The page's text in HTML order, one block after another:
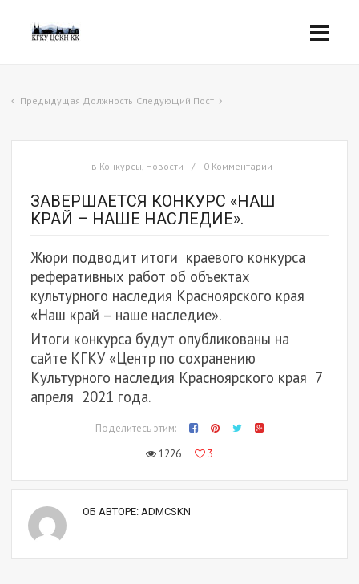
Предыдущая Должность Следующий Пост
в Конкурсы, Новости 0 Комментарии
ЗАВЕРШАЕТСЯ КОНКУРС «НАШ
КРАЙ – НАШЕ НАСЛЕДИЕ».
Жюри подводит итоги краевого конкурса
реферативных работ об объектах
культурного наследия Красноярского края
«Наш край – наше наследие».
Итоги конкурса будут опубликованы на
сайте КГКУ «Центр по сохранению
Культурного наследия Красноярского края 7
апреля 2021 года.
Поделитесь этим:
1226
3
ОБ АВТОРЕ: ADMCSKN